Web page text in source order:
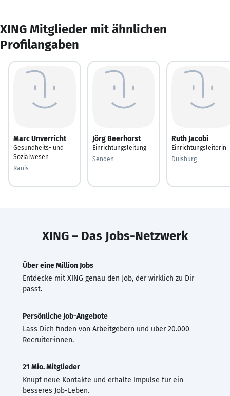
XING Mitglieder mit ähnlichen
Profilangaben
Marc Unverricht
Gesundheits- und
Sozialwesen
Ranis
Jörg Beerhorst
Einrichtungsleitung
Senden
Ruth Jacobi
Einrichtungsleiterin
Duisburg
XING – Das Jobs-Netzwerk
Über eine Million Jobs
Entdecke mit XING genau den Job, der wirklich zu Dir
passt.
Persönliche Job-Angebote
Lass Dich finden von Arbeitgebern und über 20.000
Recruiter·innen.
21 Mio. Mitglieder
Knüpf neue Kontakte und erhalte Impulse für ein
besseres Job-Leben.